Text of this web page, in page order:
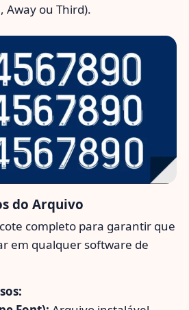
Away ou Third).
do Arquivo
completo para garantir que
em qualquer software de